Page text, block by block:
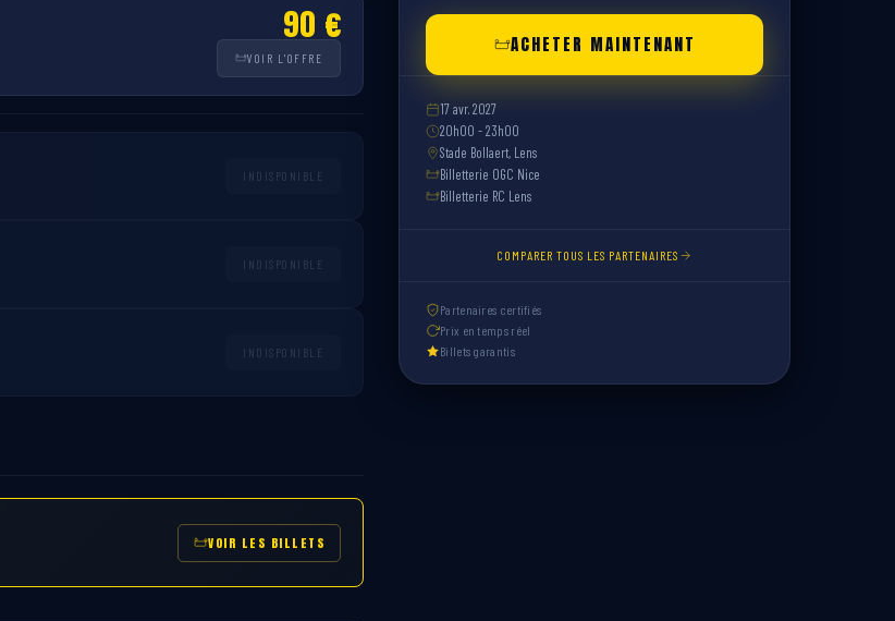
90 €
VOIR L'OFFRE
INDISPONIBLE
INDISPONIBLE
INDISPONIBLE
VOIR LES BILLETS
ACHETER MAINTENANT
17 avr. 2027
20h00 - 23h00
Stade Bollaert, Lens
Billetterie OGC Nice
Billetterie RC Lens
COMPARER TOUS LES PARTENAIRES
Partenaires certifiés
Prix en temps réel
Billets garantis